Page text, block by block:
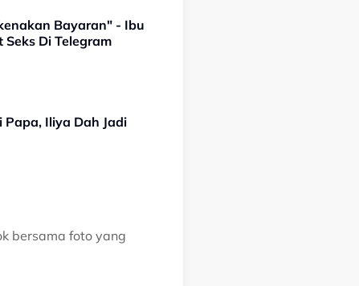
Bayaran" - Ibu
Di Telegram
Papa, Iliya Dah Jadi
bersama foto yang